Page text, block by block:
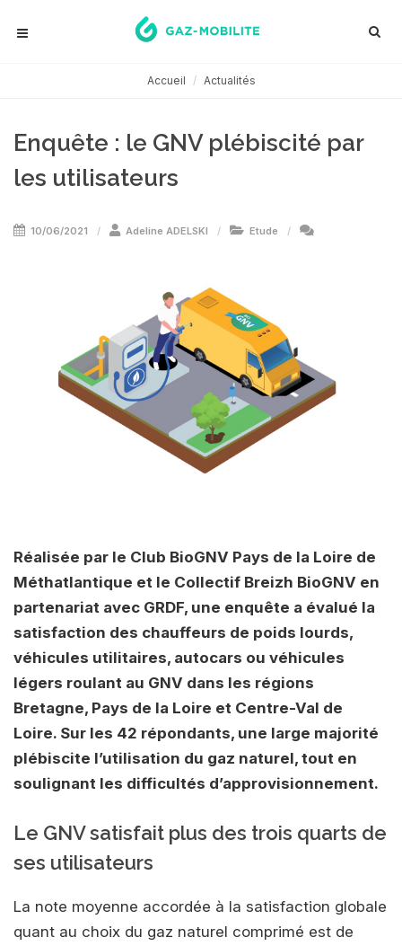
Accueil Actualités
Enquête : le GNV plébiscité par
les utilisateurs
10/06/2021 Adeline ADELSKI Etude
Réalisée par le Club BioGNV Pays de la Loire de
Méthatlantique et le Collectif Breizh BioGNV en
partenariat avec GRDF, une enquête a évalué la
satisfaction des chauffeurs de poids lourds,
véhicules utilitaires, autocars ou véhicules
légers roulant au GNV dans les régions
Bretagne, Pays de la Loire et Centre-Val de
Loire. Sur les 42 répondants, une large majorité
plébiscite l’utilisation du gaz naturel, tout en
soulignant les difficultés d’approvisionnement.
Le GNV satisfait plus des trois quarts de
ses utilisateurs
La note moyenne accordée à la satisfaction globale
quant au choix du gaz naturel comprimé est de